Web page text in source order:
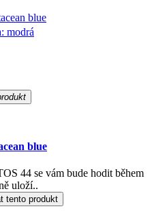
blue
44 se vám bude hodit během
uloží..
tento produkt